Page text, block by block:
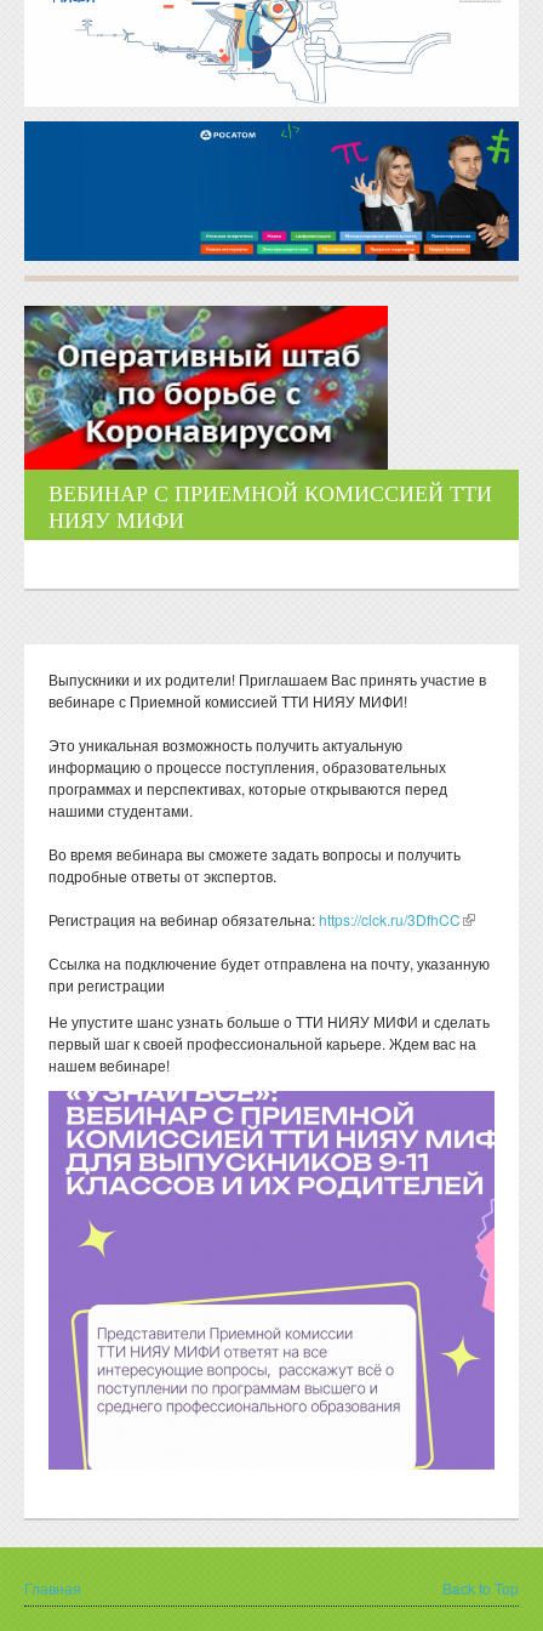
ВЕБИНАР С ПРИЕМНОЙ КОМИССИЕЙ ТТИ
НИЯУ МИФИ
Выпускники и их родители! Приглашаем Вас принять участие в
вебинаре с Приемной комиссией ТТИ НИЯУ МИФИ!
Это уникальная возможность получить актуальную
информацию о процессе поступления, образовательных
программах и перспективах, которые открываются перед
нашими студентами.
Во время вебинара вы сможете задать вопросы и получить
подробные ответы от экспертов.
Регистрация на вебинар обязательна:https://clck.ru/3DfhCC(link is
Ссылка на подключение будет отправлена на почту, указанную
при регистрации
Не упустите шанс узнать больше о ТТИ НИЯУ МИФИ и сделать
первый шаг к своей профессиональной карьере. Ждем вас на
нашем вебинаре!
Вы здесь
Главная Back to Top